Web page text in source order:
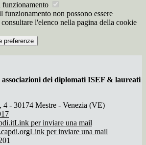
funzionamento
funzionamento non possono essere
l'elenco nella pagina della cookie
preferenze
associazioni dei diplomati ISEF & laureati
4 - 30174 Mestre - Venezia (VE)
Link per inviare una mail
Link per inviare una mail